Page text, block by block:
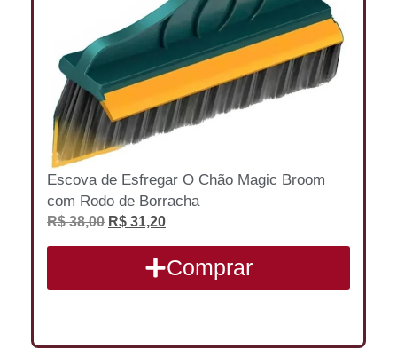
Escova de Esfregar O Chão Magic Broom
com Rodo de Borracha
R$38,00 R$ 31,20
Comprar